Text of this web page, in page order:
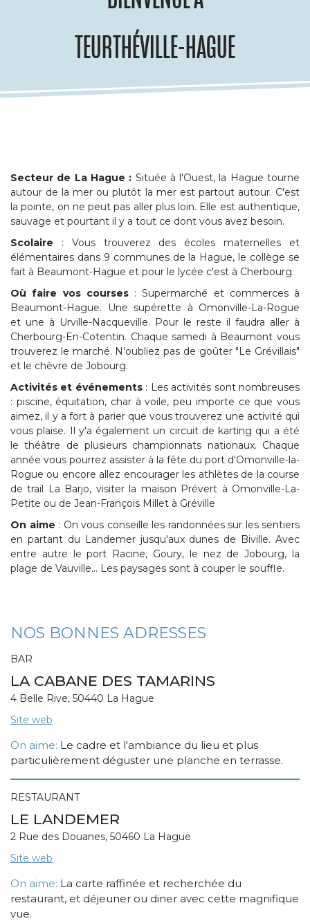
TEURTHÉVILLE-HAGUE
Secteur de La Hague : Située à l'Ouest, la Hague tourne
autour de la mer ou plutôt la mer est partout autour. C'est
la pointe, on ne peut pas aller plus loin. Elle est authentique,
sauvage et pourtant il y a tout ce dont vous avez besoin.
Scolaire : Vous trouverez des écoles maternelles et
élémentaires dans 9 communes de la Hague, le collège se
fait à Beaumont-Hague et pour le lycée c'est à Cherbourg.
Où faire vos courses: Supermarché et commerces à
Beaumont-Hague. Une supérette à Omonville-La-Rogue
et une à Urville-Nacqueville. Pour le reste il faudra aller à
Cherbourg-En-Cotentin. Chaque samedi à Beaumont vous
trouverez le marché. N'oubliez pas de goûter "Le Grévillais"
et le chèvre de Jobourg.
Activités et événements: Les activités sont nombreuses
: piscine, équitation, char à voile, peu importe ce que vous
aimez, il y a fort à parier que vous trouverez une activité qui
vous plaise. Il y'a également un circuit de karting qui a été
le théâtre de plusieurs championnats nationaux. Chaque
année vous pourrez assister à la fête du port d'Omonville-la-
Rogue ou encore allez encourager les athlètes de la course
de trail La Barjo, visiter la maison Prévert à Omonville-La-
Petite ou de Jean-François Millet à Gréville
On aime : On vous conseille les randonnées sur les sentiers
en partant du Landemer jusqu'aux dunes de Biville. Avec
entre autre le port Racine, Goury, le nez de Jobourg, la
plage de Vauville... Les paysages sont à couper le souffle.
NOS BONNES ADRESSES
BAR
LA CABANE DES TAMARINS
4 Belle Rive, 50440 La Hague
Site web
On aime: Le cadre et l'ambiance du lieu et plus
particulièrement déguster une planche en terrasse.
RESTAURANT
LE LANDEMER
2 Rue des Douanes, 50460 La Hague
Site web
On aime: La carte raffinée et recherchée du
restaurant, et déjeuner ou diner avec cette magnifique
vue.